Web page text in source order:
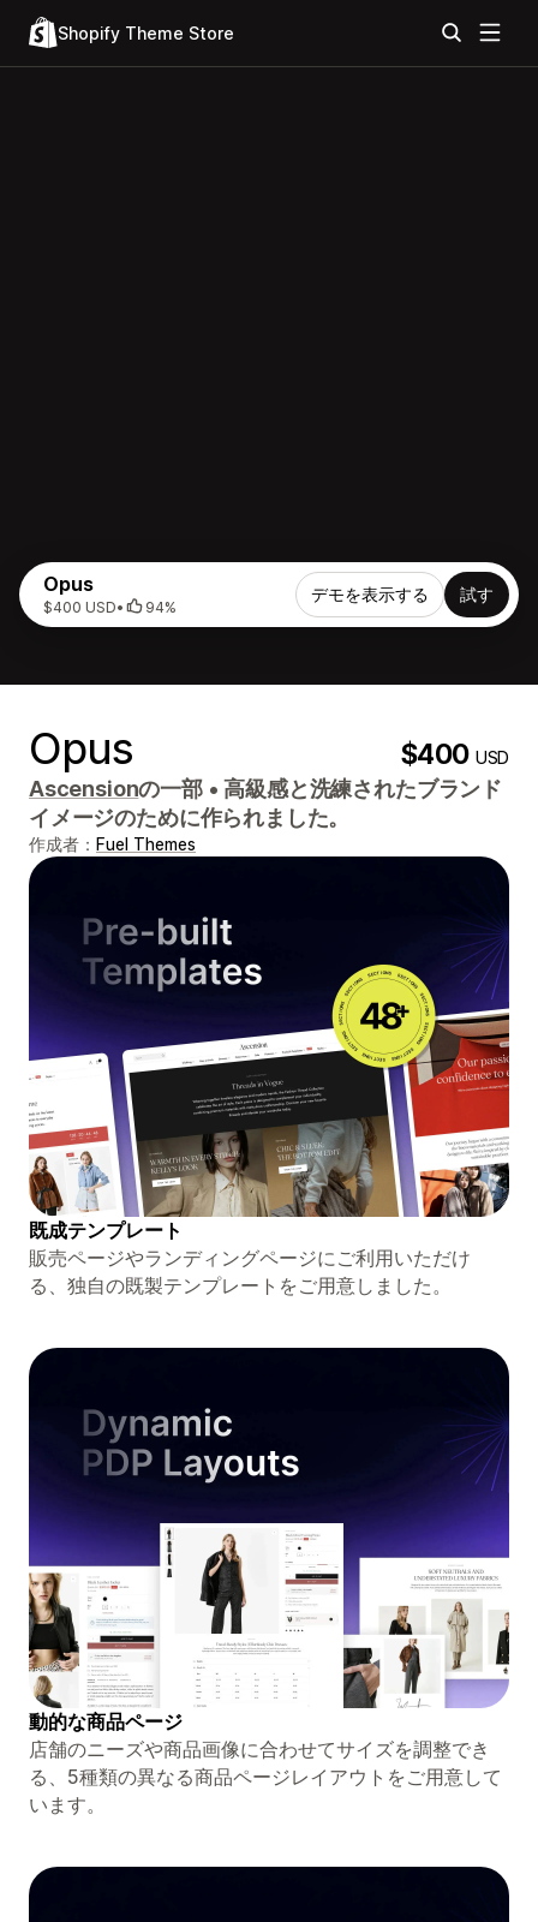
Shopify Theme Store
Opus
$400 USD• 94%
デモを表示する 試す
Opus $400USD
Ascensionの一部 • 高級感と洗練されたブランド
イメージのために作られました。
作成者： Fuel Themes
既成テンプレート
販売ページやランディングページにご利用いただけ
る、独自の既製テンプレートをご用意しました。
動的な商品ページ
店舗のニーズや商品画像に合わせてサイズを調整でき
る、5種類の異なる商品ページレイアウトをご用意して
います。